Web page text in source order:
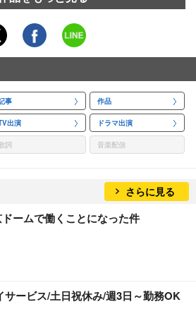
事 作品
出演 ドラマ出演
詞 音楽配信
さらに見る
ームで働くことになった件
サービス/土日祝休み/週3日～勤務OK